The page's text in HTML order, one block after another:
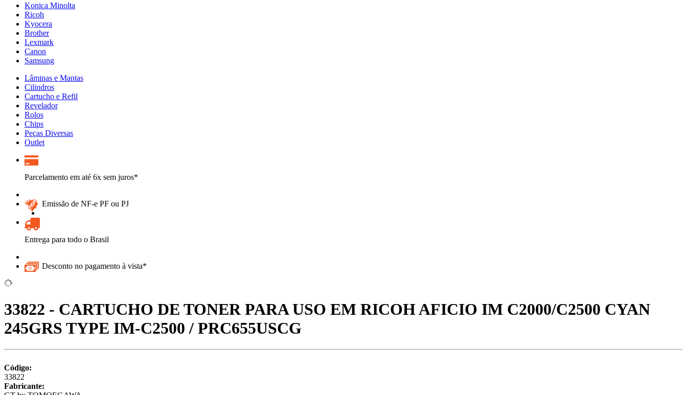
Konica Minolta
Ricoh
Kyocera
Brother
Lexmark
Canon
Samsung
Lâminas e Mantas
Cilindros
Cartucho e Refil
Revelador
Rolos
Chips
Peças Diversas
Outlet
Parcelamento em até 6x sem juros*
Emissão de NF-e PF ou PJ
Entrega para todo o Brasil
Desconto no pagamento à vista*
33822 - CARTUCHO DE TONER PARA USO EM RICOH AFICIO IM C2000/C2500 CYAN
245GRS TYPE IM-C2500 / PRC655USCG
Código:
33822
Fabricante: